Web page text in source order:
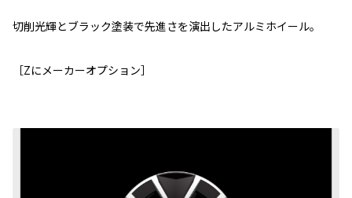
切削光輝とブラック塗装で先進さを演出したアルミホイール。
［Zにメーカーオプション］